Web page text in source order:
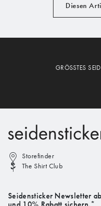
Diesen
GRÖSSTES
Storefinder
The Shirt Club
Seidensticker Newsletter
und 10% Rabatt sichern.*